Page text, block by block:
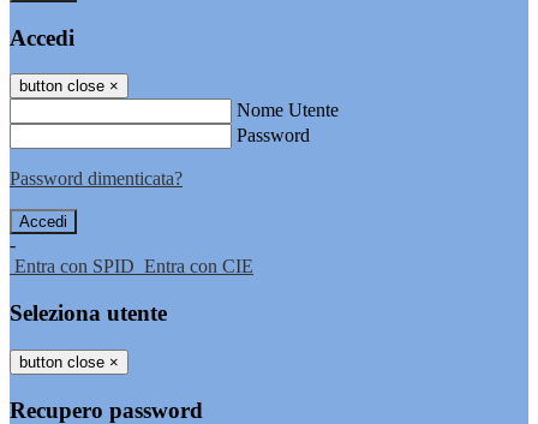
Accedi
button close ×
Nome Utente
Password
Password dimenticata?
-
Entra con SPID Entra con CIE
Seleziona utente
button close ×
Recupero password